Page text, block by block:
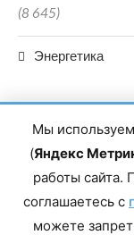
(8 645)
Энергетика
Главный
Контакты редакции:
Республика
Мы
(Яндекс
работы сайта.
соглашаетесь с
можете